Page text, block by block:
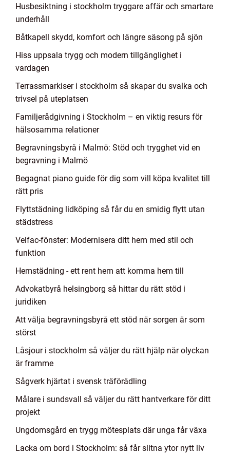
Husbesiktning i stockholm tryggare affär och smartare
underhåll
Båtkapell skydd, komfort och längre säsong på sjön
Hiss uppsala trygg och modern tillgänglighet i
vardagen
Terrassmarkiser i stockholm så skapar du svalka och
trivsel på uteplatsen
Familjerådgivning i Stockholm – en viktig resurs för
hälsosamma relationer
Begravningsbyrå i Malmö: Stöd och trygghet vid en
begravning i Malmö
Begagnat piano guide för dig som vill köpa kvalitet till
rätt pris
Flyttstädning lidköping så får du en smidig flytt utan
städstress
Velfac-fönster: Modernisera ditt hem med stil och
funktion
Hemstädning - ett rent hem att komma hem till
Advokatbyrå helsingborg så hittar du rätt stöd i
juridiken
Att välja begravningsbyrå ett stöd när sorgen är som
störst
Låsjour i stockholm så väljer du rätt hjälp när olyckan
är framme
Sågverk hjärtat i svensk träförädling
Målare i sundsvall så väljer du rätt hantverkare för ditt
projekt
Ungdomsgård en trygg mötesplats där unga får växa
Lacka om bord i Stockholm: så får slitna ytor nytt liv